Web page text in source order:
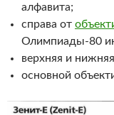
алфавита;
справа от
Олимпиады-80
верхняя и
основной